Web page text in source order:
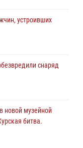
устроивших
снаряд
новой музейной
битва.